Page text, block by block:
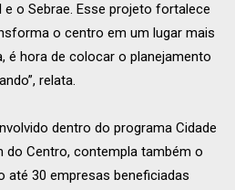
e o Sebrae. Esse projeto fortalece
o centro em um lugar mais
é hora de colocar o planejamento
relata.
dentro do programa Cidade
do Centro, contempla também o
até 30 empresas beneficiadas